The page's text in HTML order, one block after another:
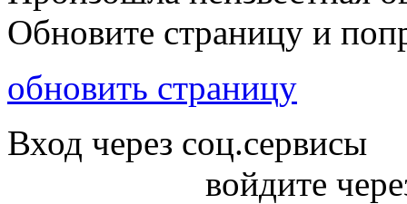
Обновите страницу и
обновить страницу
Вход через соц.сервисы
войдите